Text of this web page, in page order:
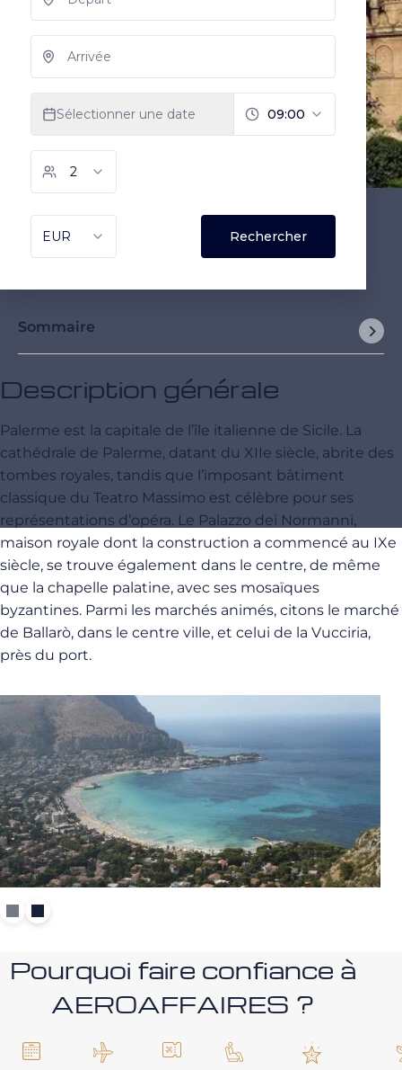
Sommaire
Description générale
Palerme est la capitale de l’île italienne de Sicile. La
cathédrale de Palerme, datant du XIIe siècle, abrite des
tombes royales, tandis que l’imposant bâtiment
classique du Teatro Massimo est célèbre pour ses
représentations d’opéra. Le Palazzo dei Normanni,
maison royale dont la construction a commencé au IXe
siècle, se trouve également dans le centre, de même
que la chapelle palatine, avec ses mosaïques
byzantines. Parmi les marchés animés, citons le marché
de Ballarò, dans le centre ville, et celui de la Vucciria,
près du port.
Pourquoi faire confiance à
AEROAFFAIRES ?